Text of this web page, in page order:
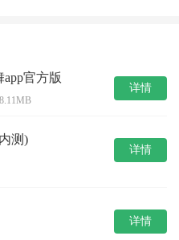
官方版
详情
测)
详情
详情